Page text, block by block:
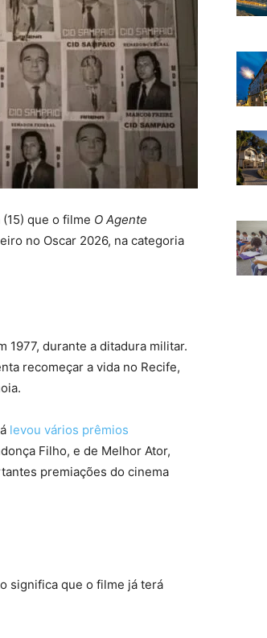
que o filme O Agente
no Oscar 2026, na categoria
1977, durante a ditadura militar.
recomeçar a vida no Recife,
levou vários prêmios
Filho, e de Melhor Ator,
premiações do cinema
significa que o filme já terá